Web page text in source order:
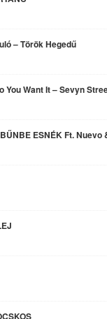
– Török Hegedű
You Want It – Sevyn
ESNÉK Ft. Nuevo